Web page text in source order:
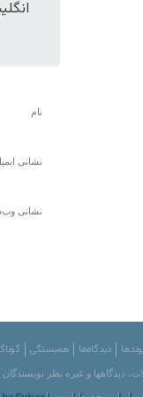
همبستگی دیدگاه‌ها
دیدگاهها و غیره نظر